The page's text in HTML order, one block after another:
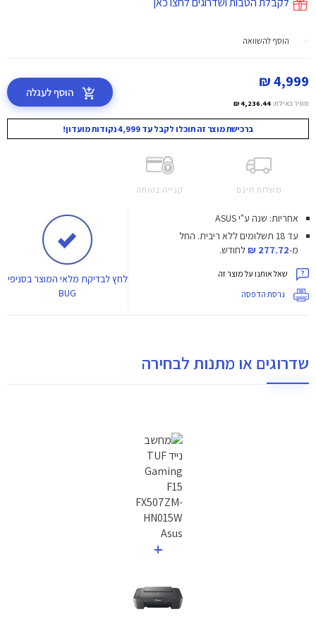
הוסף להשוואה
4,999 ₪
מחיר באילת: 4,236.44 ₪
הוסף לעגלה
ברכישת מוצר זה תוכלו לקבל עד 4,999 נקודות מועדון!
משלוח חינם קנייה בטוחה
אחריות: שנה ע"י ASUS
עד 18 תשלומים ללא ריבית.
החל
מ-277.72 ₪ לחודש.
שאל אותנו על מוצר זה
גרסת הדפסה
לחץלבדיקת מלאי המוצר בסניפי
BUG
שדרוגים או מתנות לבחירה
+